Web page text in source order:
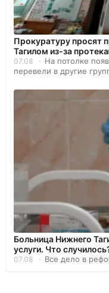
Прокуратуру просят
Тагилом из-за
07.08
На потолке
перевели в другие
Больница Нижнего
услуги. Что
07.08 Все дело в